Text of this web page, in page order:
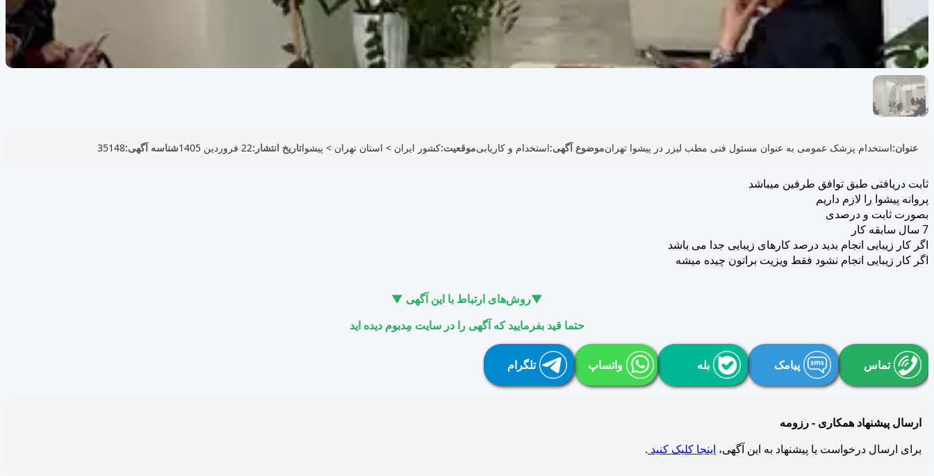
عنوان:استخدام پزشک عمومی به عنوان مسئول فنی مطب لیزر در پیشوا تهرانموضوع آگهی:استخدام و کاریابیموقعیت:کشور ایران > استان تهران > پیشواتاریخ انتشار:22 فروردین 1405 شناسه آگهی:35148
ثابت دریافتی طبق توافق طرفین میباشد
پروانه پیشوا را لازم داریم
بصورت ثابت و درصدی
7 سال سابقه کار
اگر کار زیبایی انجام بدید درصد کارهای زیبایی جدا می باشد
اگر کار زیبایی انجام نشود فقط ویزیت براتون چیده میشه
▼روش‌های ارتباط با این آگهی ▼
حتما قید بفرمایید که آگهی را در سایت مِدبوم دیده اید
تماس پیامک بله واتساپ تلگرام
ارسال پیشنهاد همکاری - رزومه
برای ارسال درخواست یا پیشنهاد به این آگهی، اینجا کلیک کنید .